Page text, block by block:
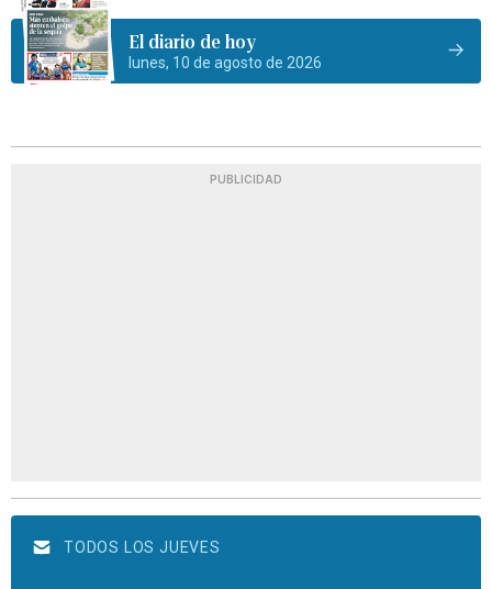
El diario de hoy
lunes, 10 de agosto de 2026
PUBLICIDAD
TODOS LOS JUEVES